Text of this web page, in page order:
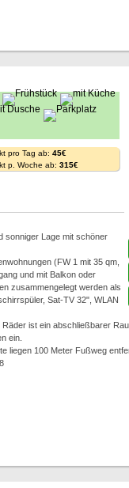
pro Tag ab: 45€
p. Woche ab: 315€
sonniger Lage mit schöner
(FW 1 mit 35 qm,
und mit Balkon oder
zusammengelegt werden als
Sat-TV 32", WLAN
ist ein abschließbarer
ein.
liegen 100 Meter Fußweg